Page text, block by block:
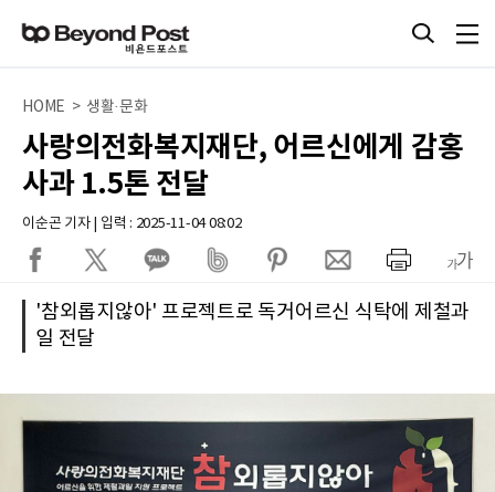
HOME > 생활·문화
사랑의전화복지재단, 어르신에게 감홍
사과 1.5톤 전달
이순곤 기자 | 입력 : 2025-11-04 08:02
'참외롭지않아' 프로젝트로 독거어르신 식탁에 제철과
일 전달